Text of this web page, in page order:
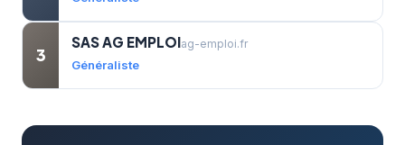
3
SAS AG EMPLOIag-emploi.fr
Généraliste